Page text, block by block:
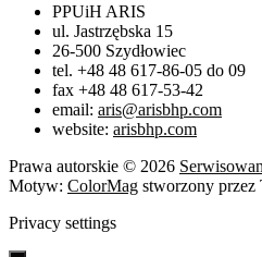
PPUiH ARIS
ul. Jastrzębska 15
26-500 Szydłowiec
tel. +48 48 617-86-05 do 09
fax +48 48 617-53-42
email: aris@arisbhp.com
website: arisbhp.com
Prawa autorskie © 2026
Motyw: ColorMag stworzony przez
Privacy settings